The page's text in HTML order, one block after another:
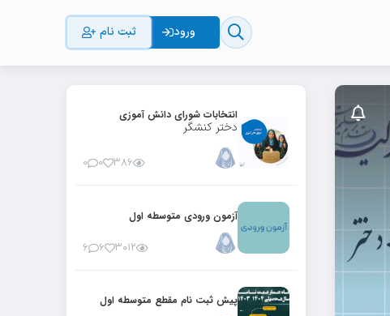
ورود ثبت نام
انتخابات شورای دانش آموزی
دختر کنشگر
۳۸۶ ۰ ۰
آزمون ورودی متوسطه اول
۳۰۱۲ ۶ ۶
پیش ثبت نام مقطع متوسطه اول